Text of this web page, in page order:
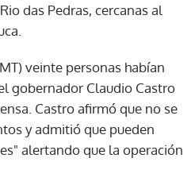
das Pedras, cercanas al
veinte personas habían
gobernador Claudio Castro
Castro afirmó que no se
y admitió que pueden
alertando que la operación